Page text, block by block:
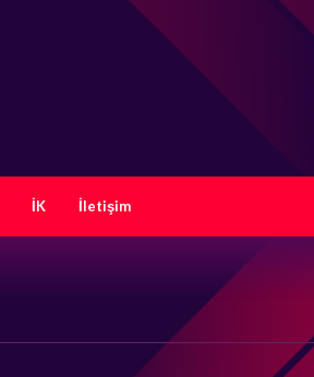
İK İletişim